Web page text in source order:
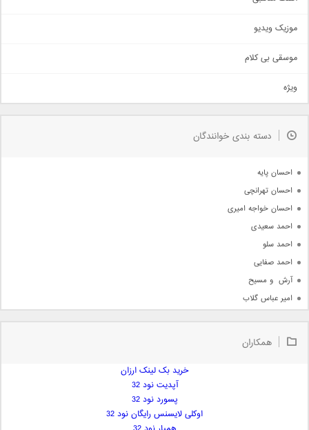
سنتی
اهنگ بندرعباسی
دمو
مذهبی
جدیدترین ها
موزیک ویدیو
موسقی بی کلام
ویژه
دسته بندی خوانندگان
احسان پایه
احسان تهرانچی
احسان خواجه امیری
احمد سعیدی
احمد سلو
احمد صفایی
آرش  و مسیح
امیر عباس گلاب
امیر علی
همکاران
خرید بک لینک ارزان
آپدیت نود 32
پسورد نود 32
اوکلی لایسنس رایگان نود 32